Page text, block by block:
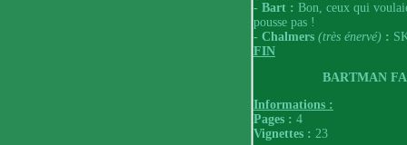
- Bart : Bon, ceux qui
pousse pas !
- Chalmers (très énervé) :
FIN
BARTMAN
Informations :
Pages : 4
Vignettes : 23